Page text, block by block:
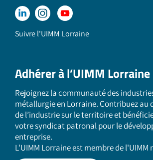
Suivre l'UIMM Lorraine
Adhérer à l’UIMM Lorraine
Rejoignez la communauté des
métallurgie en Lorraine. Contribuez au
de l’industrie sur le territoire et
votre syndicat patronal pour le
entreprise.
L'UIMM Lorraine est membre de l'UIMM